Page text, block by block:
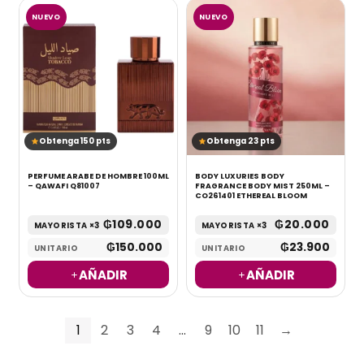
NUEVO
Obtenga 150 pts
PERFUME ARABE DE HOMBRE 100ML
– QAWAFI Q81007
MAYORISTA ×3 ₲109.000
UNITARIO ₲150.000
AÑADIR
NUEVO
Obtenga 23 pts
BODY LUXURIES BODY
FRAGRANCE BODY MIST 250ML –
CO261401 ETHEREAL BLOOM
MAYORISTA ×3 ₲20.000
UNITARIO ₲23.900
AÑADIR
1 2 3 4 … 9 10 11 →